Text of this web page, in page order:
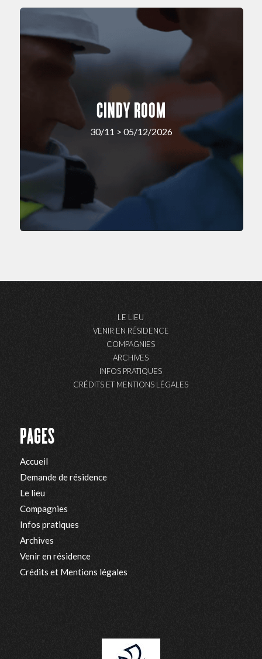
CINDY ROOM
30/11 > 05/12/2026
LE LIEU
VENIR EN RÉSIDENCE
COMPAGNIES
ARCHIVES
INFOS PRATIQUES
CRÉDITS ET MENTIONS LÉGALES
PAGES
Accueil
Demande de résidence
Le lieu
Compagnies
Infos pratiques
Archives
Venir en résidence
Crédits et Mentions légales